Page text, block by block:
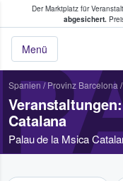
Der Marktplatz für
abgesichert.
Menü
Tickets
Spanien/Provinz Barcelona /
Catalana
Palau de la Msica